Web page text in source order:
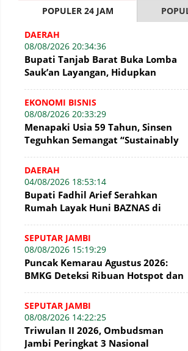
POPULER 24 JAM
DAERAH
08/08/2026 20:34:36
Bupati Tanjab Barat Buka Lomba
Sauk’an Layangan, Hidupkan
WFC ?
EKONOMI BISNIS
08/08/2026 20:33:29
Menapaki Usia 59 Tahun, Sinsen
Teguhkan Semangat “Sustainably
DAERAH
04/08/2026 18:53:14
Bupati Fadhil Arief Serahkan
Rumah Layak Huni BAZNAS di
SEPUTAR JAMBI
08/08/2026 15:19:29
Puncak Kemarau Agustus 2026:
BMKG Deteksi Ribuan Hotspot dan
SEPUTAR JAMBI
08/08/2026 14:22:25
Triwulan II 2026, Ombudsman
Jambi Peringkat 3 Nasional